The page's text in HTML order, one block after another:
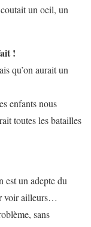
un oeil, un
!
qu’on aurait un
enfants nous
toutes les batailles
est un adepte du
voir ailleurs…
sans